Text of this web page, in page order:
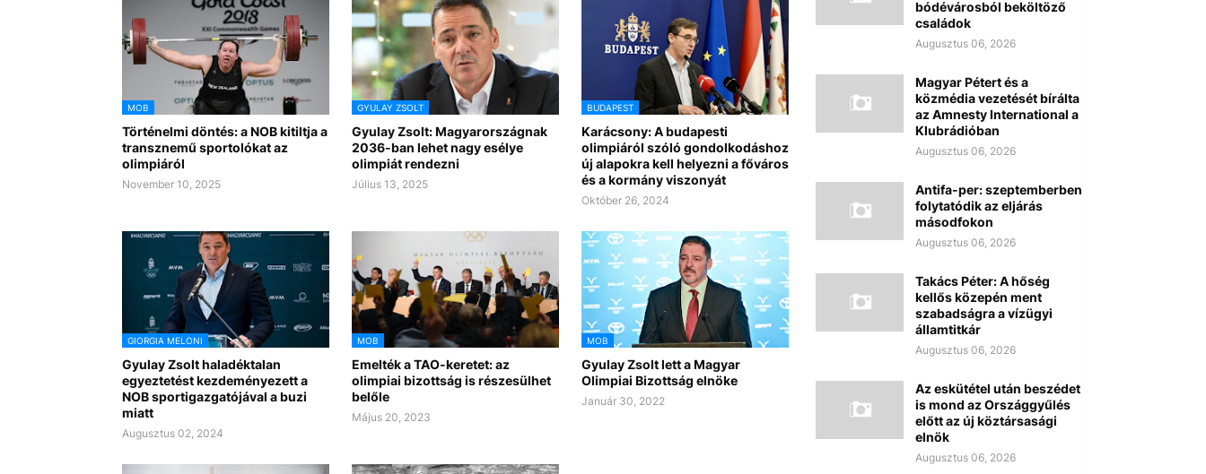
MOB
Történelmi döntés: a NOB kitiltja a
transznemű sportolókat az
olimpiáról
November 10, 2025
GYULAY ZSOLT
Gyulay Zsolt: Magyarországnak
2036-ban lehet nagy esélye
olimpiát rendezni
Július 13, 2025
BUDAPEST
Karácsony: A budapesti
olimpiáról szóló gondolkodáshoz
új alapokra kell helyezni a főváros
és a kormány viszonyát
Október 26, 2024
GIORGIA MELONI
Gyulay Zsolt haladéktalan
egyeztetést kezdeményezett a
NOB sportigazgatójával a buzi
miatt
Augusztus 02, 2024
MOB
Emelték a TAO-keretet: az
olimpiai bizottság is részesülhet
belőle
Május 20, 2023
MOB
Gyulay Zsolt lett a Magyar
Olimpiai Bizottság elnöke
Január 30, 2022
bódévárosból beköltöző
családok
Augusztus 06, 2026
Magyar Pétert és a
közmédia vezetését bírálta
az Amnesty International a
Klubrádióban
Augusztus 06, 2026
Antifa-per: szeptemberben
folytatódik az eljárás
másodfokon
Augusztus 06, 2026
Takács Péter: A hőség
kellős közepén ment
szabadságra a vízügyi
államtitkár
Augusztus 06, 2026
Az eskütétel után beszédet
is mond az Országgyűlés
előtt az új köztársasági
elnök
Augusztus 06, 2026